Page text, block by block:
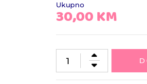
Ukupno
30,00KM